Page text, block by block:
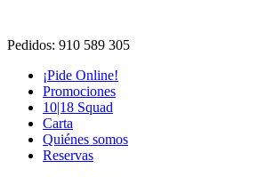
contenido
Pedidos: 910 589 305
¡Pide Online!
Promociones
10|18 Squad
Carta
Quiénes somos
Reservas